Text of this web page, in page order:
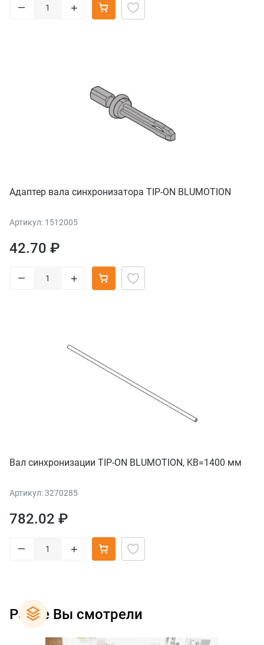
– +
Адаптер вала синхронизатора TIP-ON BLUMOTION
Артикул: 1512005
42.70 ₽
– +
Вал синхронизации TIP-ON BLUMOTION, KB=1400 мм
Артикул: 3270285
782.02 ₽
– +
Ранее Вы смотрели